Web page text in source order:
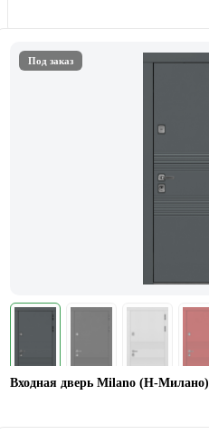
Под заказ
Входная дверь Milano (Н-Милано)